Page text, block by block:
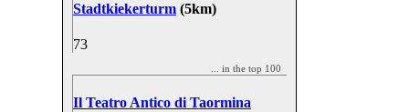
Stadtkiekerturm (5km)
73
... in the top 100
Il Teatro Antico di Taormina